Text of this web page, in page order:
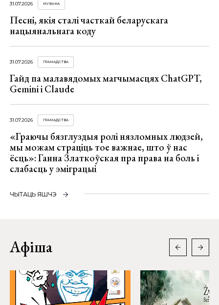
31.07.2026 МУЗЫКА
Песні, якія сталі часткай беларускага
нацыянальнага коду
31.07.2026 ГРАМАДСТВА
Гайд па малавядомых магчымасцях ChatGPT,
Gemini і Claude
31.07.2026 ГРАМАДСТВА
«Граючы бязглуздыя ролі нязломных людзей,
мы можам страціць тое важнае, што ў нас
ёсць»: Ганна Златкоўская пра права на боль і
слабасць у эміграцыі
ЧЫТАЦЬ ЯШЧЭ
Афіша